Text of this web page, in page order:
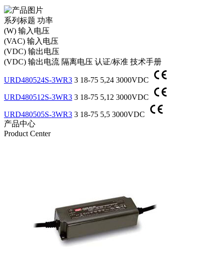
系列标题 功率
(W) 输入电压
(VAC) 输入电压
(VDC) 输出电压
(VDC) 输出电流 隔离电压 认证/标准 技术手册
URD480524S-3WR3 3 18-75 5,24 3000VDC
URD480512S-3WR3 3 18-75 5,12 3000VDC
URD480505S-3WR3 3 18-75 5,5 3000VDC
产品中心
Product Center